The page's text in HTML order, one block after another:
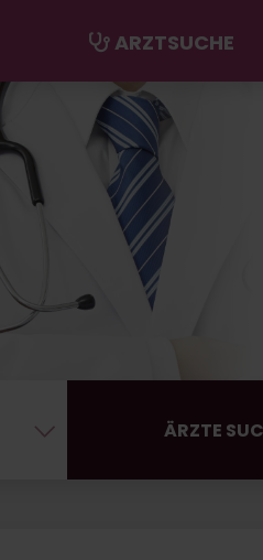
ARZTSUCHE
ÄRZTE